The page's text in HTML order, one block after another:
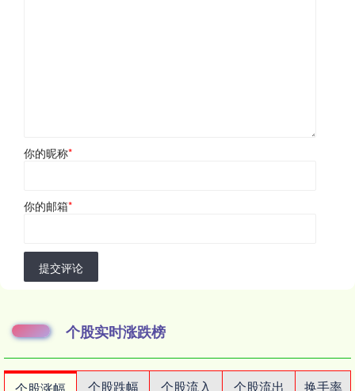
你的昵称*
你的邮箱*
提交评论
个股实时涨跌榜
个股跌幅 个股流入 个股流出 换手率